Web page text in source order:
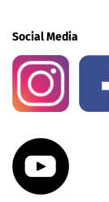
Social Media